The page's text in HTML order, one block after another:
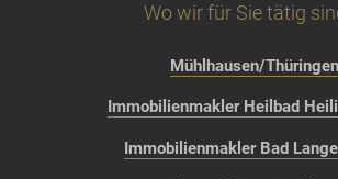
Wo wir für Sie tätig
Mühlhausen/Thüringen
Immobilienmakler Heilbad
Immobilienmakler Bad